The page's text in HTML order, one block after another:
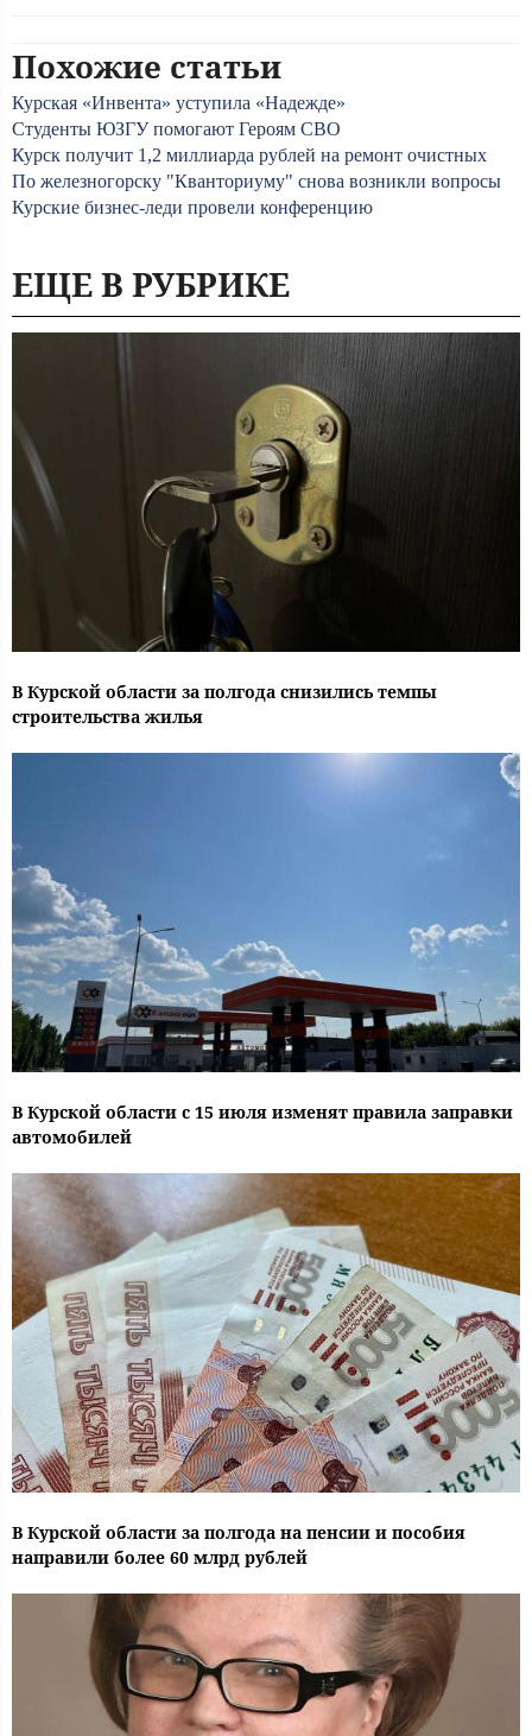
Похожие статьи
Курская «Инвента» уступила «Надежде»
Студенты ЮЗГУ помогают Героям СВО
Курск получит 1,2 миллиарда рублей на ремонт очистных
По железногорску "Кванториуму" снова возникли вопросы
Курские бизнес-леди провели конференцию
ЕЩЕ В РУБРИКЕ
В Курской области за полгода снизились темпы
строительства жилья
В Курской области с 15 июля изменят правила заправки
автомобилей
В Курской области за полгода на пенсии и пособия
направили более 60 млрд рублей